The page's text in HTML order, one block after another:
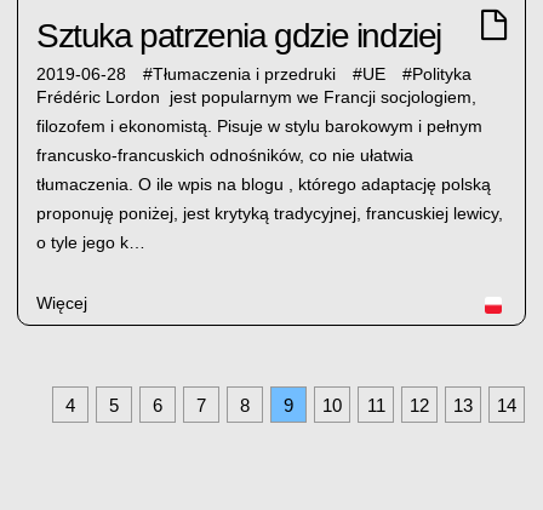
Sztuka patrzenia gdzie indziej
2019-06-28 #Tłumaczenia i przedruki #UE #Polityka
Frédéric Lordon jest popularnym we Francji socjologiem,
filozofem i ekonomistą. Pisuje w stylu barokowym i pełnym
francusko-francuskich odnośników, co nie ułatwia
tłumaczenia. O ile wpis na blogu , którego adaptację polską
proponuję poniżej, jest krytyką tradycyjnej, francuskiej lewicy,
o tyle jego k…
Więcej
4 5 6 7 8 9 10 11 12 13 14